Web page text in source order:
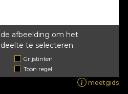
de afbeelding om het
te selecteren.
Grijstinten
Toon regel
meetgids